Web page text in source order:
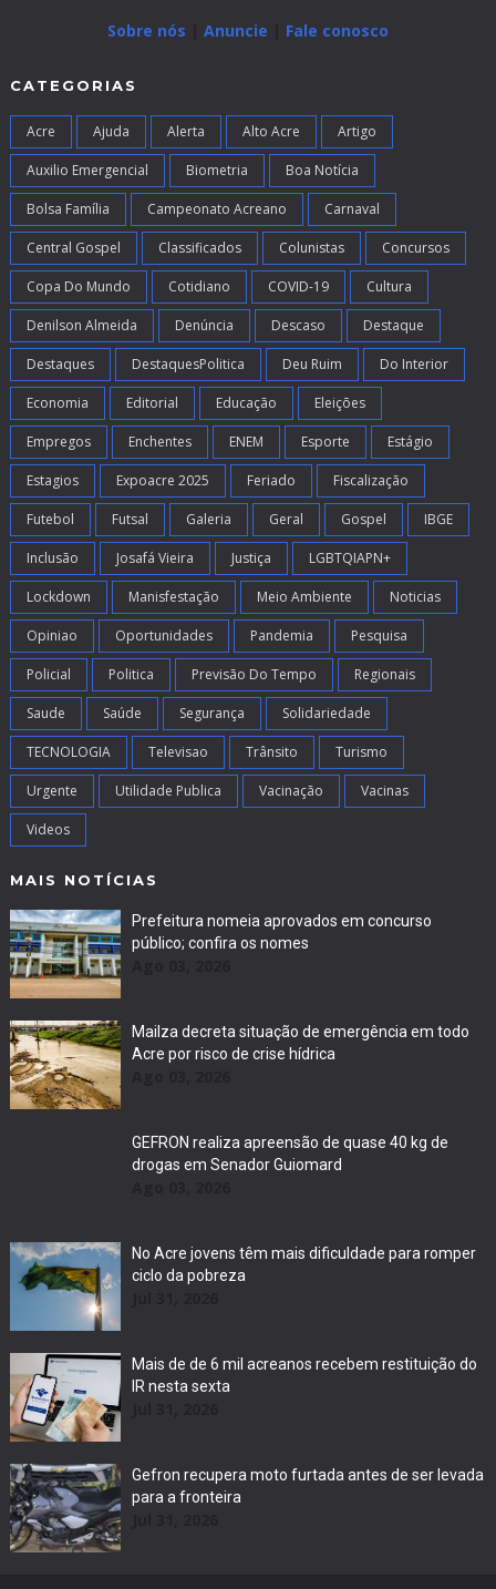
Sobre nós
Anuncie Fale conosco
CATEGORIAS
Acre Ajuda Alerta Alto Acre Artigo
Auxilio Emergencial Biometria Boa Notícia
Bolsa Família Campeonato Acreano Carnaval
Central Gospel Classificados Colunistas Concursos
Copa Do Mundo Cotidiano COVID-19 Cultura
Denilson Almeida Denúncia Descaso Destaque
Destaques DestaquesPolitica Deu Ruim Do Interior
Economia Editorial Educação Eleições
Empregos Enchentes ENEM Esporte Estágio
Estagios Expoacre 2025 Feriado Fiscalização
Futebol Futsal Galeria Geral Gospel IBGE
Inclusão Josafá Vieira Justiça LGBTQIAPN+
Lockdown Manisfestação Meio Ambiente Noticias
Opiniao Oportunidades Pandemia Pesquisa
Policial Politica Previsão Do Tempo Regionais
Saude Saúde Segurança Solidariedade
TECNOLOGIA Televisao Trânsito Turismo
Urgente Utilidade Publica Vacinação Vacinas
Videos
MAIS NOTÍCIAS
Prefeitura nomeia aprovados em concurso
público; confira os nomes
Mailza decreta situação de emergência em todo
Acre por risco de crise hídrica
GEFRON realiza apreensão de quase 40 kg de
drogas em Senador Guiomard
No Acre jovens têm mais dificuldade para romper
ciclo da pobreza
Mais de de 6 mil acreanos recebem restituição do
IR nesta sexta
Gefron recupera moto furtada antes de ser levada
para a fronteira